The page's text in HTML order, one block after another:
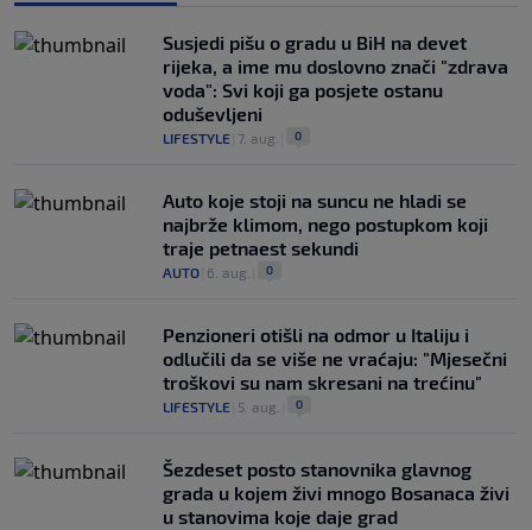
Susjedi pišu o gradu u BiH na devet
rijeka, a ime mu doslovno znači "zdrava
voda": Svi koji ga posjete ostanu
oduševljeni
LIFESTYLE 7. aug. 0
Auto koje stoji na suncu ne hladi se
najbrže klimom, nego postupkom koji
traje petnaest sekundi
AUTO 6. aug. 0
Penzioneri otišli na odmor u Italiju i
odlučili da se više ne vraćaju: "Mjesečni
troškovi su nam skresani na trećinu"
LIFESTYLE 5. aug. 0
Šezdeset posto stanovnika glavnog
grada u kojem živi mnogo Bosanaca živi
u stanovima koje daje grad